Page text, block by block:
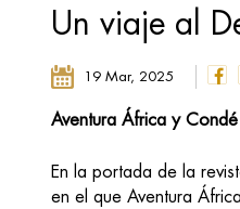
Un viaje al
19 Mar, 2025
Aventura África y
En la portada de la
en el que Aventura